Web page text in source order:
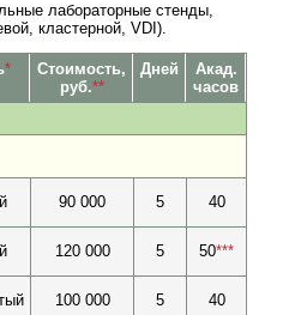
лабораторные стенды,
кластерной, VDI).
*
Стоимость,
руб.**
Дней
Акад.
часов
90 000 5 40
120 000 5 50***
100 000 5 40